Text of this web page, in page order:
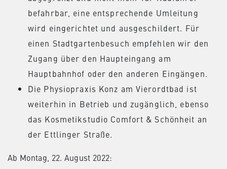
befahrbar, eine entsprechende Umleitung
wird eingerichtet und ausgeschildert. Für
einen Stadtgartenbesuch empfehlen wir den
Zugang über den Haupteingang am
Hauptbahnhof oder den anderen Eingängen.
Die Physiopraxis Konz am Vierordtbad ist
weiterhin in Betrieb und zugänglich, ebenso
das Kosmetikstudio Comfort & Schönheit an
der Ettlinger Straße.
Ab Montag, 22. August 2022: